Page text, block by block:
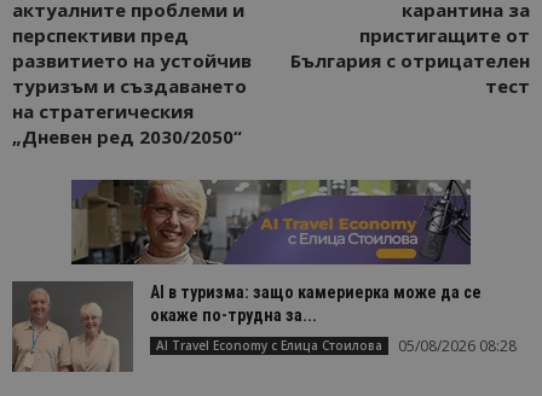
актуалните проблеми и
перспективи пред
развитието на устойчив
туризъм и създаването
на стратегическия
„Дневен ред 2030/2050“
карантина за
пристигащите от
България с отрицателен
тест
AI в туризма: защо камериерка може да се
окаже по-трудна за...
AI Travel Economy с Елица Стоилова 05/08/2026 08:28